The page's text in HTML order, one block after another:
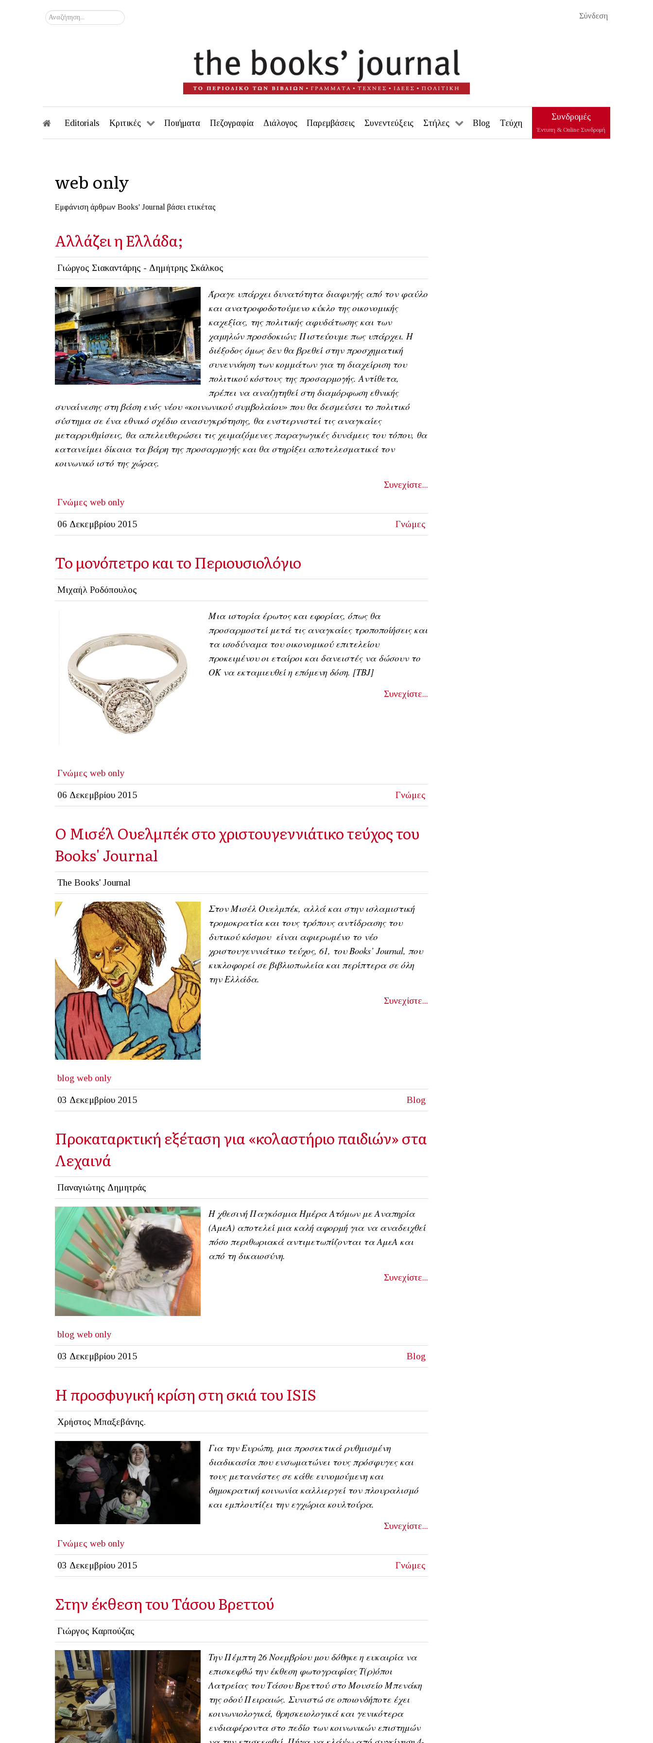
Σύνδεση
Αναζήτηση...
Editorials Κριτικές Ποιήματα Πεζογραφία Διάλογος Παρεμβάσεις Συνεντεύξεις Στήλες Blog Τεύχη
Συνδρομές
Έντυπη & Online Συνδρομή
web only
Εμφάνιση άρθρων Books' Journal βάσει ετικέτας
Αλλάζει η Ελλάδα;
Γιώργος Σιακαντάρης - Δημήτρης Σκάλκος
Άραγε υπάρχει δυνατότητα διαφυγής από τον φαύλο
και ανατροφοδοτούμενο κύκλο της οικονομικής
καχεξίας, της πολιτικής αφυδάτωσης και των
χαμηλών προσδοκιών; Πιστεύουμε πως υπάρχει. Η
διέξοδος όμως δεν θα βρεθεί στην προσχηματική
συνεννόηση των κομμάτων για τη διαχείριση του
πολιτικού κόστους της προσαρμογής. Αντίθετα,
πρέπει να αναζητηθεί στη διαμόρφωση εθνικής
συναίνεσης στη βάση ενός νέου «κοινωνικού συμβολαίου» που θα δεσμεύσει το πολιτικό
σύστημα σε ένα εθνικό σχέδιο ανασυγκρότησης, θα ενστερνιστεί τις αναγκαίες
μεταρρυθμίσεις, θα απελευθερώσει τις χειμαζόμενες παραγωγικές δυνάμεις του τόπου, θα
κατανείμει δίκαια τα βάρη της προσαρμογής και θα στηρίξει αποτελεσματικά τον
κοινωνικό ιστό της χώρας.
Συνεχίστε...
Γνώμες web only
06 Δεκεμβρίου 2015 Γνώμες
Το μονόπετρο και το Περιουσιολόγιο
Μιχαήλ Ροδόπουλος
Μια ιστορία έρωτος και εφορίας, όπως θα
προσαρμοστεί μετά τις αναγκαίες τροποποίήσεις και
τα ισοδύναμα του οικονομικού επιτελείου
προκειμένου οι εταίροι και δανειστές να δώσουν το
ΟΚ να εκταμιευθεί η επόμενη δόση. [ΤΒJ]
Συνεχίστε...
Γνώμες web only
06 Δεκεμβρίου 2015 Γνώμες
Ο Μισέλ Ουελμπέκ στο χριστουγεννιάτικο τεύχος του
Books' Journal
The Books' Journal
Στον Μισέλ Ουελμπέκ, αλλά και στην ισλαμιστική
τρομοκρατία και τους τρόπους αντίδρασης του
δυτικού κόσμου είναι αφιερωμένο το νέο
χριστουγεννιάτικο τεύχος, 61, του Books’ Journal, που
κυκλοφορεί σε βιβλιοπωλεία και περίπτερα σε όλη
την Ελλάδα.
Συνεχίστε...
blog web only
03 Δεκεμβρίου 2015 Blog
Προκαταρκτική εξέταση για «κολαστήριο παιδιών» στα
Λεχαινά
Παναγιώτης Δημητράς
Η χθεσινή Παγκόσμια Ημέρα Ατόμων με Αναπηρία
(ΑμεΑ) αποτελεί μια καλή αφορμή για να αναδειχθεί
πόσο περιθωριακά αντιμετωπίζονται τα ΑμεΑ και
από τη δικαιοσύνη.
Συνεχίστε...
blog web only
03 Δεκεμβρίου 2015 Blog
Η προσφυγική κρίση στη σκιά του ISIS
Χρήστος Μπαξεβάνης.
Για την Ευρώπη, μια προσεκτικά ρυθμισμένη
διαδικασία που ενσωματώνει τους πρόσφυγες και
τους μετανάστες σε κάθε ευνομούμενη και
δημοκρατική κοινωνία καλλιεργεί τον πλουραλισμό
και εμπλουτίζει την εγχώρια κουλτούρα.
Συνεχίστε...
Γνώμες web only
03 Δεκεμβρίου 2015 Γνώμες
Στην έκθεση του Τάσου Βρεττού
Γιώργος Καρπούζας
Την Πέμπτη 26 Νοεμβρίου μου δόθηκε η ευκαιρία να
επισκεφθώ την έκθεση φωτογραφίας Τ(ρ)όποι
Λατρείας του Τάσου Βρεττού στο Μουσείο Μπενάκη
της οδού Πειραιώς. Συνιστώ σε οποιονδήποτε έχει
κοινωνιολογικά, θρησκειολογικά και γενικότερα
ενδιαφέροντα στο πεδίο των κοινωνικών επιστημών